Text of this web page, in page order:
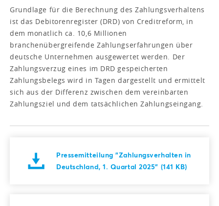
Grundlage für die Berechnung des Zahlungsverhaltens
ist das Debitorenregister (DRD) von Creditreform, in
dem monatlich ca. 10,6 Millionen
branchenübergreifende Zahlungserfahrungen über
deutsche Unternehmen ausgewertet werden. Der
Zahlungsverzug eines im DRD gespeicherten
Zahlungsbelegs wird in Tagen dargestellt und ermittelt
sich aus der Differenz zwischen dem vereinbarten
Zahlungsziel und dem tatsächlichen Zahlungseingang.
Pressemitteilung "Zahlungsverhalten in
Deutschland, 1. Quartal 2025" (141 KB)